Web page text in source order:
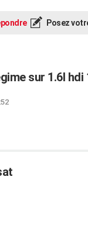
Posez
sur 1.6l hdi